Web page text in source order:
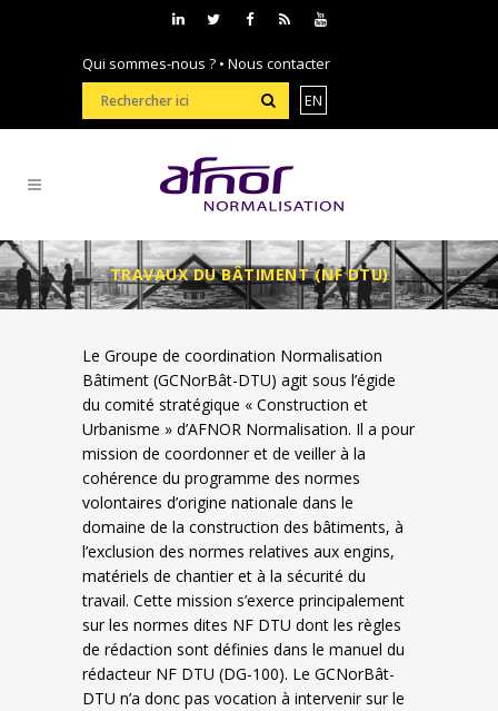
Qui sommes-nous ? • Nous contacter
EN
TRAVAUX DU BÂTIMENT (NF DTU)
Le Groupe de coordination Normalisation
Bâtiment (GCNorBât-DTU) agit sous l’égide
du comité stratégique « Construction et
Urbanisme » d’AFNOR Normalisation. Il a pour
mission de coordonner et de veiller à la
cohérence du programme des normes
volontaires d’origine nationale dans le
domaine de la construction des bâtiments, à
l’exclusion des normes relatives aux engins,
matériels de chantier et à la sécurité du
travail. Cette mission s’exerce principalement
sur les normes dites NF DTU dont les règles
de rédaction sont définies dans le manuel du
rédacteur NF DTU (DG-100). Le GCNorBât-
DTU n’a donc pas vocation à intervenir sur le